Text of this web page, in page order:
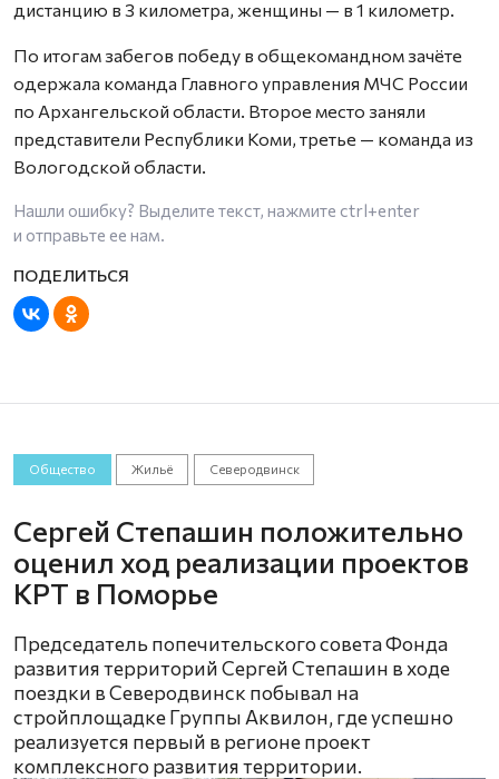
дистанцию в 3 километра, женщины — в 1 километр.
По итогам забегов победу в общекомандном зачёте
одержала команда Главного управления МЧС России
по Архангельской области. Второе место заняли
представители Республики Коми, третье — команда из
Вологодской области.
Нашли ошибку? Выделите текст, нажмите ctrl+enter
и отправьте ее нам.
Общество Жильё Северодвинск
Сергей Степашин положительно
оценил ход реализации проектов
КРТ в Поморье
Председатель попечительского совета Фонда
развития территорий Сергей Степашин в ходе
поездки в Северодвинск побывал на
стройплощадке Группы Аквилон, где успешно
реализуется первый в регионе проект
комплексного развития территории.